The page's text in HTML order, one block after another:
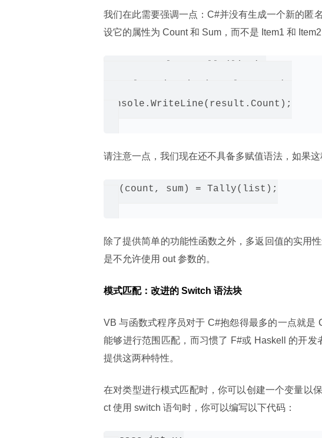
我们在此需要强调一点：C#并没有生成一个新的匿
设它的属性为 Count 和 Sum，而不是 Item1 和
Console.WriteLine(result.Count);
请注意一点，我们现在还不具备多赋值语法，如果
(count, sum) = Tally(list);
除了提供简单的功能性函数之外，多返回值的实用
是不允许使用 out 参数的。
模式匹配：改进的 Switch 语法块
VB 与函数式程序员对于 C#抱怨得最多的一点就
能够进行范围匹配，而习惯了 F#或 Haskell 的开
提供这两种特性。
在对类型进行模式匹配时，你可以创建一个变量以
ct 使用 switch 语句时，你可以编写以下代码：